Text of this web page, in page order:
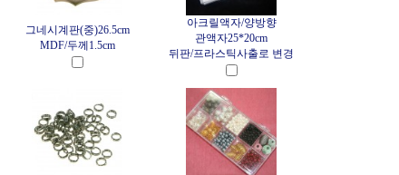
그네시계판(중)26.5cm
MDF/두께1.5cm
아크릴액자/양방향
관액자25*20cm
뒤판/프라스틱사출로 변경